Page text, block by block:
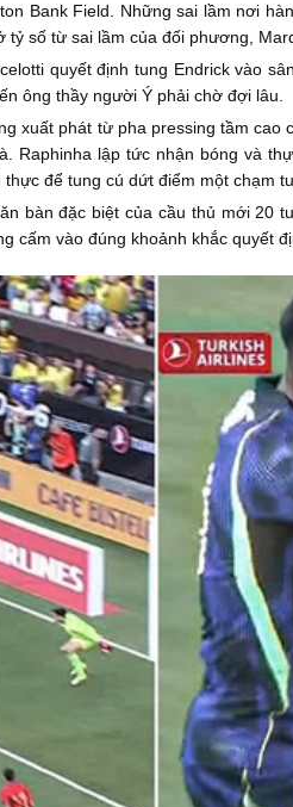
Bank Field. Những sai lầm nơi
số từ sai lầm của đối phương,
quyết định tung Endrick vào
ông thầy người Ý phải chờ đợi lâu.
xuất phát từ pha pressing tầm
Raphinha lập tức nhận bóng và
để tung cú dứt điểm một chạm
bàn đặc biệt của cầu thủ mới 20
cấm vào đúng khoảnh khắc quyết